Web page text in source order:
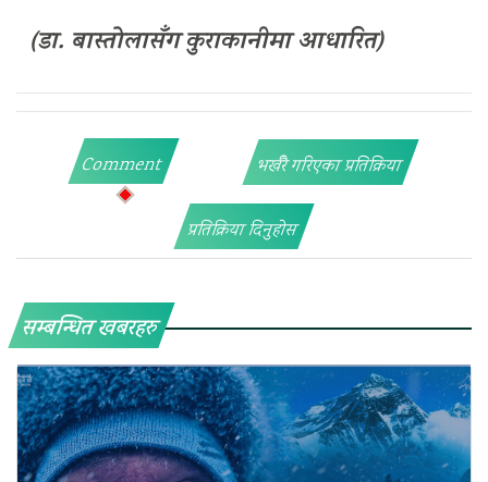
(डा. बास्तोलासँग कुराकानीमा आधारित)
Comment भर्खरै गरिएका प्रतिक्रिया
प्रतिक्रिया दिनुहोस
सम्बन्धित खबरहरु